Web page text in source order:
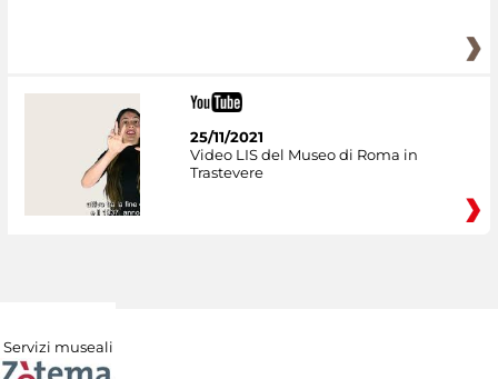
25/11/2021
Video LIS del Museo di Roma in
Trastevere
Servizi museali